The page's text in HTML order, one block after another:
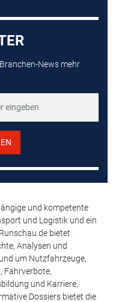
News mehr
und kompetente
und Logistik und ein
bietet
Analysen und
um Nutzfahrzeuge,
Fahrverbote,
und Karriere,
Dossiers bietet die